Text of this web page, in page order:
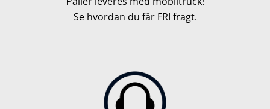
Se hvordan du får FRI fragt.